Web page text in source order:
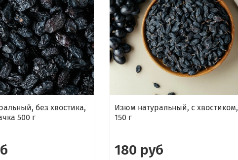
без хвостика,
500 г
Изюм натуральный, с хвостиком,
150 г
180 руб